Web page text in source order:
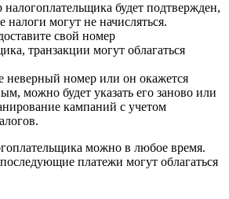
будет подтвержден,
налоги могут не начисляться.
свой номер
транзакции могут облагаться
неверный номер или он окажется
можно будет указать его заново или
кампаний с учетом
можно в любое время.
платежи могут облагаться